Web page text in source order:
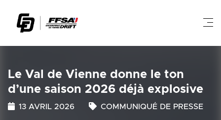
Le Val de Vienne donne le ton
d’une saison 2026 déjà explosive
13 AVRIL 2026 COMMUNIQUÉ DE PRESSE